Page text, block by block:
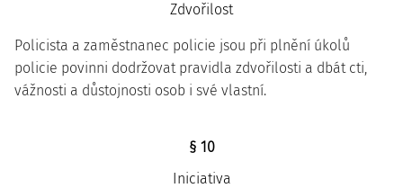
Zdvořilost
Policista a zaměstnanec policie jsou při plnění úkolů
policie povinni dodržovat pravidla zdvořilosti a dbát cti,
vážnosti a důstojnosti osob i své vlastní.
§ 10
Iniciativa